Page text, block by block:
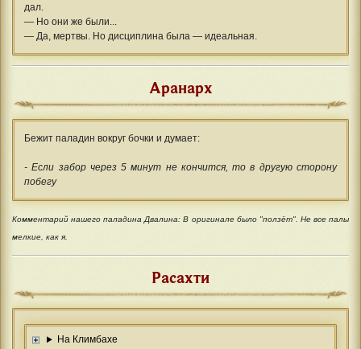
дал.
— Но они же были...
— Да, мертвы. Но дисциплина была — идеальная.
Аранарх
Бежит паладин вокруг бочки и думает:
- Если забор через 5 минут не кончится, то в другую сторону
побегу
Комментарий нашего паладина Двалина: В оригинале было "ползёт". Не все палы
мелкие, как я.
Расахти
На Климбахе